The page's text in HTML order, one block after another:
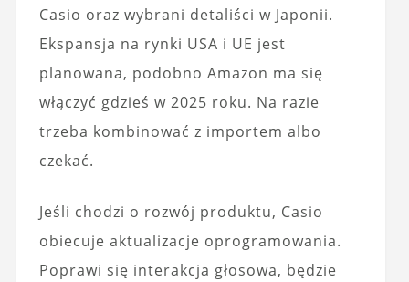
Casio oraz wybrani detaliści w Japonii.
Ekspansja na rynki USA i UE jest
planowana, podobno Amazon ma się
włączyć gdzieś w 2025 roku. Na razie
trzeba kombinować z importem albo
czekać.
Jeśli chodzi o rozwój produktu, Casio
obiecuje aktualizacje oprogramowania.
Poprawi się interakcja głosowa, będzie